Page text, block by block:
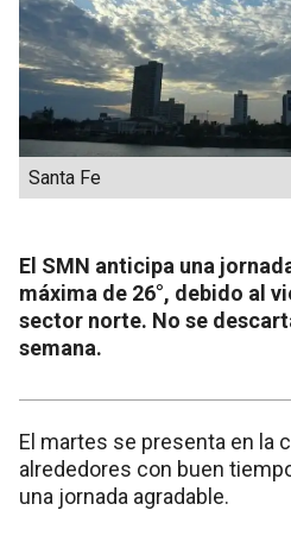
Santa Fe
El SMN anticipa una
máxima de 26°, debido al
sector norte. No se
semana.
El martes se presenta en la
alrededores con buen
una jornada agradable.